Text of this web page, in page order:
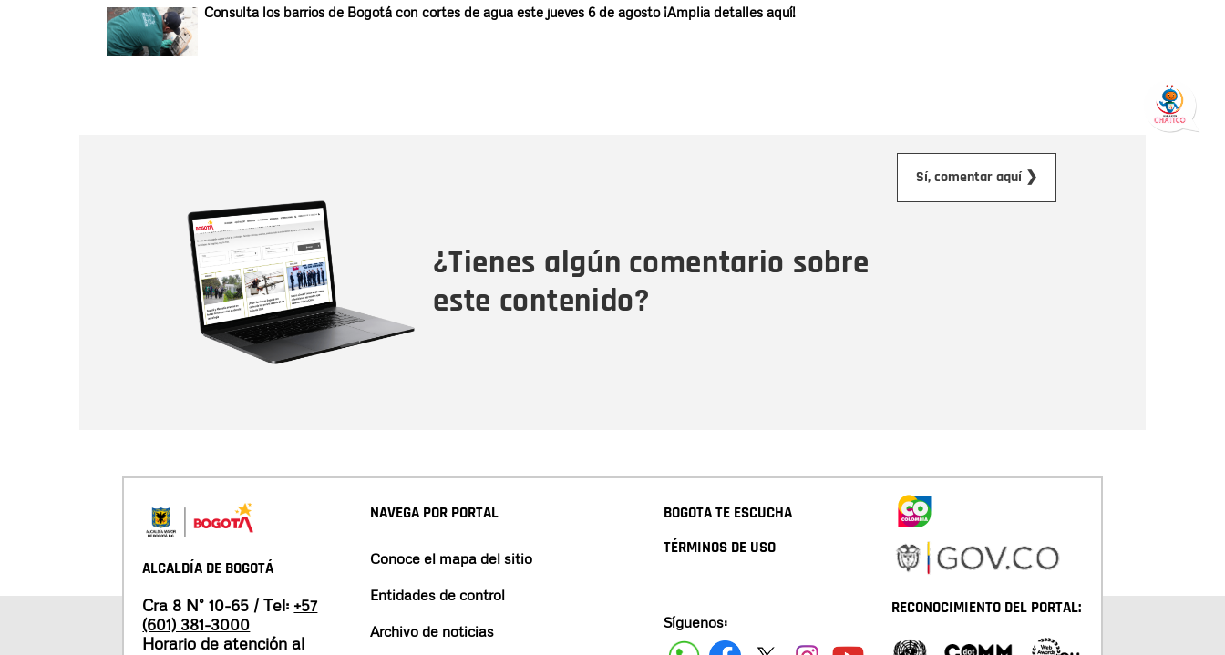
Consulta los barrios de Bogotá con cortes de agua este jueves 6 de agosto ¡Amplia detalles aquí!
¿Tienes algún comentario sobre
este contenido?
Sí, comentar aquí ❯
ALCALDÍA DE BOGOTÁ
Cra 8 N° 10-65 / Tel: +57
(601) 381-3000
Horario de atención al
NAVEGA POR PORTAL
Conoce el mapa del sitio
Entidades de control
Archivo de noticias
BOGOTA TE ESCUCHA
TÉRMINOS DE USO
Síguenos:
RECONOCIMIENTO DEL PORTAL: